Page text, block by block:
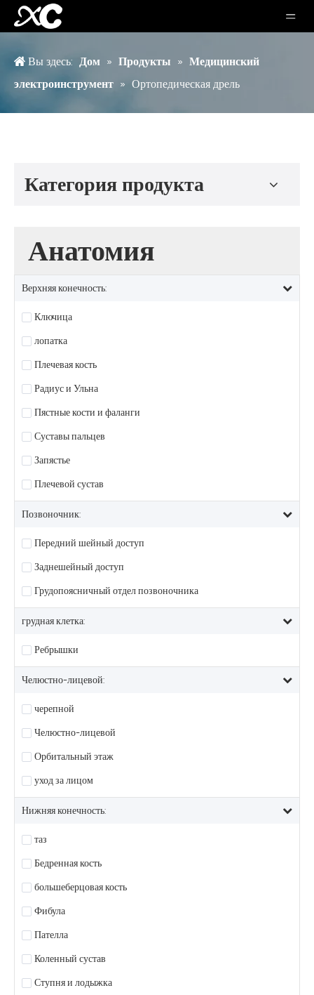
Вы здесь: Дом » Продукты » Медицинский
электроинструмент » Ортопедическая дрель
Категория продукта
Анатомия
Верхняя конечность:
Ключица
лопатка
Плечевая кость
Радиус и Ульна
Пястные кости и фаланги
Суставы пальцев
Запястье
Плечевой сустав
Позвоночник:
Передний шейный доступ
Заднешейный доступ
Грудопоясничный отдел позвоночника
грудная клетка:
Ребрышки
Челюстно-лицевой:
черепной
Челюстно-лицевой
Орбитальный этаж
уход за лицом
Нижняя конечность:
таз
Бедренная кость
большеберцовая кость
Фибула
Пателла
Коленный сустав
Ступня и лодыжка